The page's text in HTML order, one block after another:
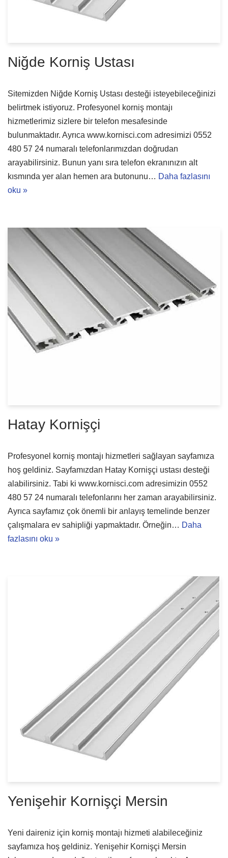
Niğde Korniş Ustası
Sitemizden Niğde Korniş Ustası desteği isteyebileceğinizi
belirtmek istiyoruz. Profesyonel korniş montajı
hizmetlerimiz sizlere bir telefon mesafesinde
bulunmaktadır. Ayrıca www.kornisci.com adresimizi 0552
480 57 24 numaralı telefonlarımızdan doğrudan
arayabilirsiniz. Bunun yanı sıra telefon ekranınızın alt
kısmında yer alan hemen ara butonunu… Daha fazlasını
oku »
Hatay Kornişçi
Profesyonel korniş montajı hizmetleri sağlayan sayfamıza
hoş geldiniz. Sayfamızdan Hatay Kornişçi ustası desteği
alabilirsiniz. Tabi ki www.kornisci.com adresimizin 0552
480 57 24 numaralı telefonlarını her zaman arayabilirsiniz.
Ayrıca sayfamız çok önemli bir anlayış temelinde benzer
çalışmalara ev sahipliği yapmaktadır. Örneğin… Daha
fazlasını oku »
Yenişehir Kornişçi Mersin
Yeni daireniz için korniş montajı hizmeti alabileceğiniz
sayfamıza hoş geldiniz. Yenişehir Kornişçi Mersin